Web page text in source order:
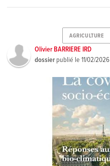
AGRICULTURE
Olivier BARRIERE IRD
dossier publié le11/02/2026